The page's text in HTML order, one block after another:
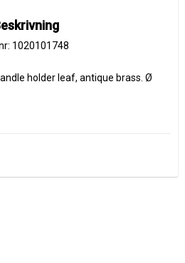
1020101748
holder leaf, antique brass. Ø